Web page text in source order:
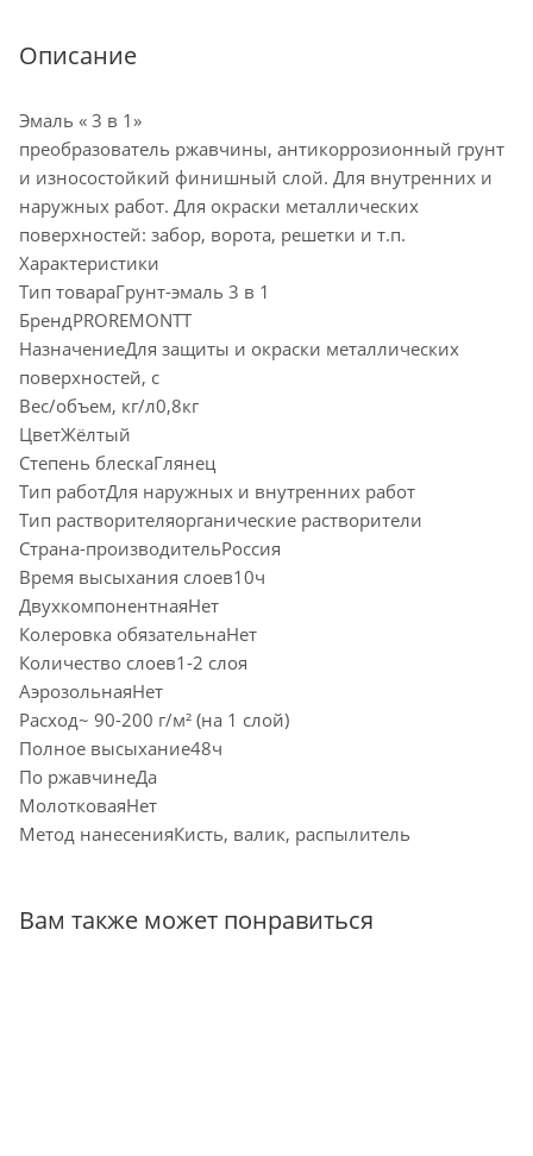
Описание
Эмаль « 3 в 1»
преобразователь ржавчины, антикоррозионный грунт
и износостойкий финишный слой. Для внутренних и
наружных работ. Для окраски металлических
поверхностей: забор, ворота, решетки и т.п.
Характеристики
Тип товараГрунт-эмаль 3 в 1
БрендPROREMONTT
НазначениеДля защиты и окраски металлических
поверхностей, с
Вес/объем, кг/л0,8кг
ЦветЖёлтый
Степень блескаГлянец
Тип работДля наружных и внутренних работ
Тип растворителяорганические растворители
Страна-производительРоссия
Время высыхания слоев10ч
ДвухкомпонентнаяНет
Колеровка обязательнаНет
Количество слоев1-2 слоя
АэрозольнаяНет
Расход~ 90-200 г/м² (на 1 слой)
Полное высыхание48ч
По ржавчинеДа
МолотковаяНет
Метод нанесенияКисть, валик, распылитель
Вам также может понравиться